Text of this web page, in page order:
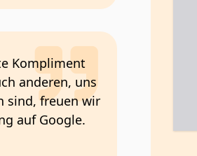
Kompliment
anderen, uns
sind, freuen wir
auf Google.